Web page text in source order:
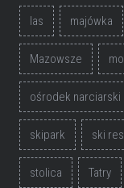
las majówka
Mazowsze
ośrodek narciarski
skipark ski
stolica Tatry